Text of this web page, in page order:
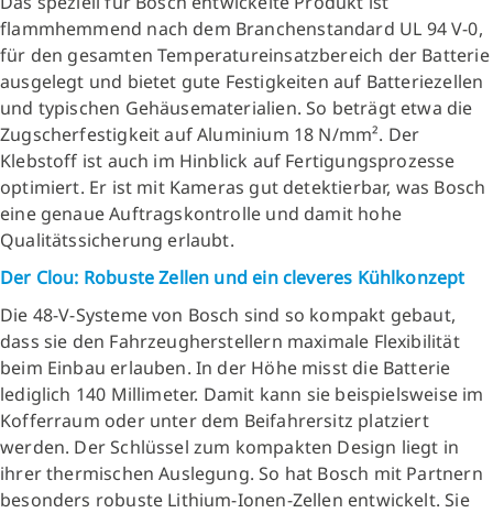
flammhemmend nach dem Branchenstandard UL 94 V-0,
für den gesamten Temperatureinsatzbereich der Batterie
ausgelegt und bietet gute Festigkeiten auf Batteriezellen
und typischen Gehäusematerialien. So beträgt etwa die
Zugscherfestigkeit auf Aluminium 18 N/mm². Der
Klebstoff ist auch im Hinblick auf Fertigungsprozesse
optimiert. Er ist mit Kameras gut detektierbar, was Bosch
eine genaue Auftragskontrolle und damit hohe
Qualitätssicherung erlaubt.
Der Clou: Robuste Zellen und ein cleveres Kühlkonzept
Die 48-V-Systeme von Bosch sind so kompakt gebaut,
dass sie den Fahrzeugherstellern maximale Flexibilität
beim Einbau erlauben. In der Höhe misst die Batterie
lediglich 140 Millimeter. Damit kann sie beispielsweise im
Kofferraum oder unter dem Beifahrersitz platziert
werden. Der Schlüssel zum kompakten Design liegt in
ihrer thermischen Auslegung. So hat Bosch mit Partnern
besonders robuste Lithium-Ionen-Zellen entwickelt. Sie